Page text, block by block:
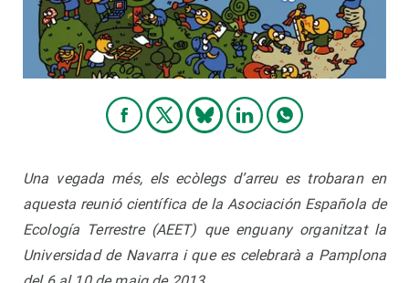
Una vegada més, els ecòlegs d’arreu es trobaran en
aquesta reunió científica de la Asociación Española de
Ecología Terrestre (AEET) que enguany organitzat la
Universidad de Navarra i que es celebrarà a Pamplona